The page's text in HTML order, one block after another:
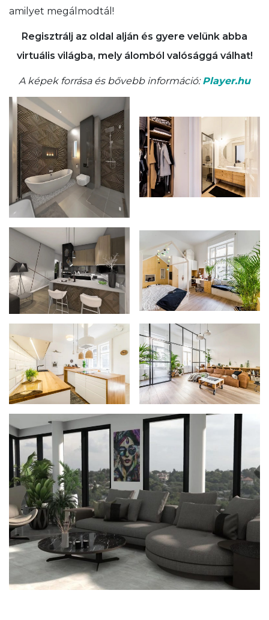
amilyet megálmodtál!
Regisztrálj az oldal alján és gyere velünk abba
virtuális világba, mely álomból valósággá válhat!
A képek forrása és bővebb információ:Player.hu